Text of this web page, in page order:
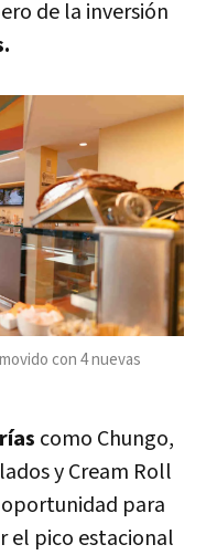
de la inversión
con 4 nuevas
como Chungo,
y Cream Roll
para
el pico estacional